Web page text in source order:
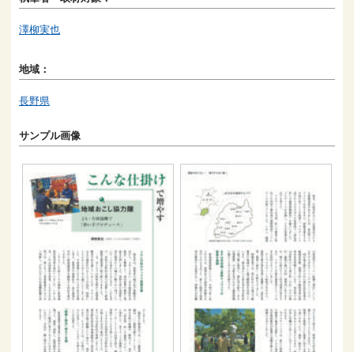
澤柳実也
地域：
長野県
サンプル画像